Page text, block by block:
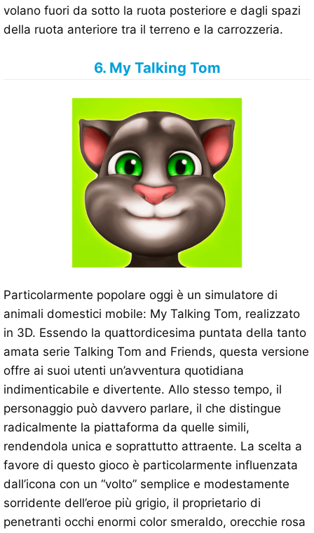
volano fuori da sotto la ruota posteriore e dagli spazi
della ruota anteriore tra il terreno e la carrozzeria.
6. My Talking Tom
Particolarmente popolare oggi è un simulatore di
animali domestici mobile: My Talking Tom, realizzato
in 3D. Essendo la quattordicesima puntata della tanto
amata serie Talking Tom and Friends, questa versione
offre ai suoi utenti un’avventura quotidiana
indimenticabile e divertente. Allo stesso tempo, il
personaggio può davvero parlare, il che distingue
radicalmente la piattaforma da quelle simili,
rendendola unica e soprattutto attraente. La scelta a
favore di questo gioco è particolarmente influenzata
dall’icona con un “volto” semplice e modestamente
sorridente dell’eroe più grigio, il proprietario di
penetranti occhi enormi color smeraldo, orecchie rosa